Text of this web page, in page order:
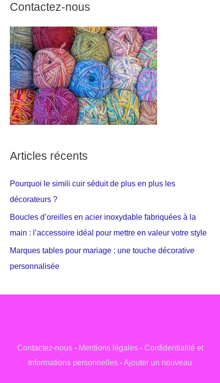
Contactez-nous
Articles récents
Pourquoi le simili cuir séduit de plus en plus les
décorateurs ?
Boucles d’oreilles en acier inoxydable fabriquées à la
main : l’accessoire idéal pour mettre en valeur votre style
Marques tables pour mariage : une touche décorative
personnalisée
Contactez-nous- Mentions légales- Confidentialité et
Informations personnelles -Ajouter un nouveau